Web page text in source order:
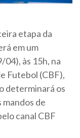
etapa da
em um
às 15h, na
Futebol (CBF),
determinará os
mandos de
canal CBF